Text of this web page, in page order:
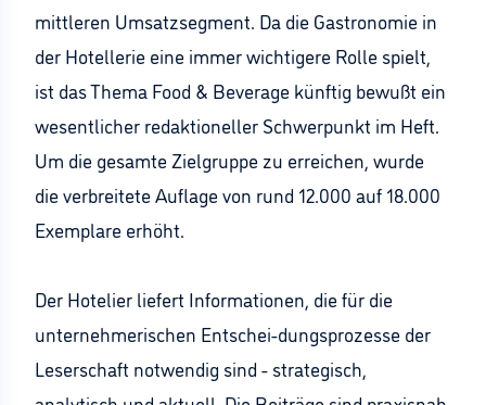
mittleren Umsatzsegment. Da die Gastronomie in
der Hotellerie eine immer wichtigere Rolle spielt,
ist das Thema Food & Beverage künftig bewußt ein
wesentlicher redaktioneller Schwerpunkt im Heft.
Um die gesamte Zielgruppe zu erreichen, wurde
die verbreitete Auflage von rund 12.000 auf 18.000
Exemplare erhöht.
Der Hotelier liefert Informationen, die für die
unternehmerischen Entschei-dungsprozesse der
Leserschaft notwendig sind - strategisch,